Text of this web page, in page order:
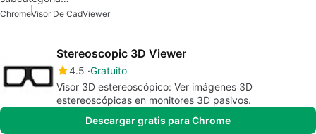
ChromeVisor De CadViewer
Stereoscopic 3D Viewer
4.5 Gratuito
Visor 3D estereoscópico: Ver imágenes 3D
estereoscópicas en monitores 3D pasivos.
Descargar gratis para Chrome